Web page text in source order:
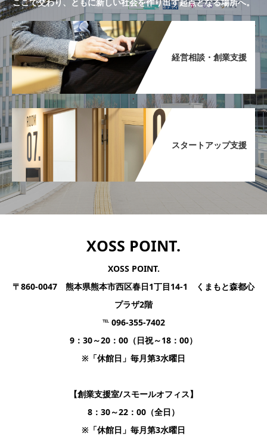
経営相談・創業支援​
スタートアップ支援​
XOSS POINT.
XOSS POINT.
〒860-0047 熊本県熊本市西区春日1丁目14-1 くまもと森都心
プラザ2階
℡ 096-355-7402
9：30～20：00（日祝～18：00）
※「休館日」毎月第3水曜日
【創業支援室/スモールオフィス】
8：30～22：00（全日）
※「休館日」毎月第3水曜日